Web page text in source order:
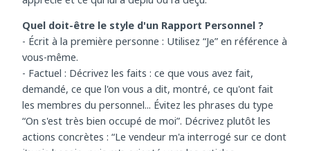
- Une conclusion précisant ce que l'Evaluateur a le plus
apprécié et ce qui lui a déplu ou l’a déçu.
Quel doit-être le style d'un Rapport Personnel ?
- Écrit à la première personne : Utilisez “Je” en référence à
vous-même.
- Factuel : Décrivez les faits : ce que vous avez fait,
demandé, ce que l'on vous a dit, montré, ce qu'ont fait
les membres du personnel... Évitez les phrases du type
“On s'est très bien occupé de moi”. Décrivez plutôt les